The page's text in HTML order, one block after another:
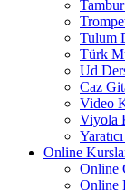
Tulum
Türk
Ud
Caz
Video
Viyola
Online
Online
Online